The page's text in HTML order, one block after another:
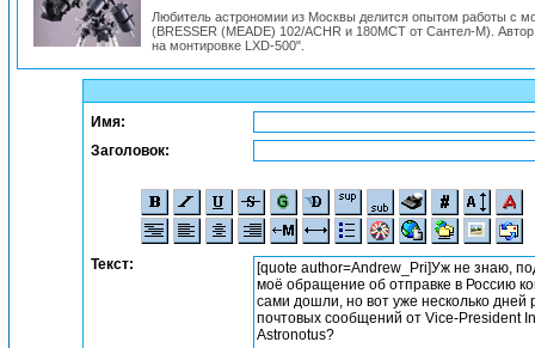
Любитель астрономии из Москвы делится опытом работы с
(BRESSER (MEADE) 102/ACHR и 180MCT от Сантел-М).
на монтировке LXD-500".
Имя:
Заголовок:
Текст: